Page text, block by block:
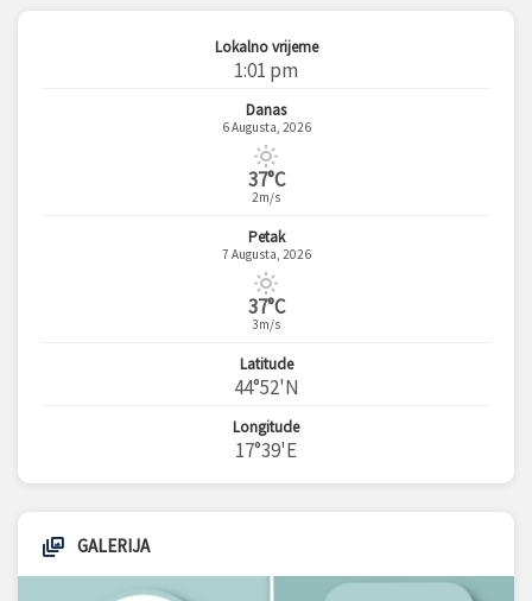
Lokalno vrijeme
1:01 pm
Danas
6 Augusta, 2026
37°C
2m/s
Petak
7 Augusta, 2026
37°C
3m/s
Latitude
44°52'N
Longitude
17°39'E
GALERIJA